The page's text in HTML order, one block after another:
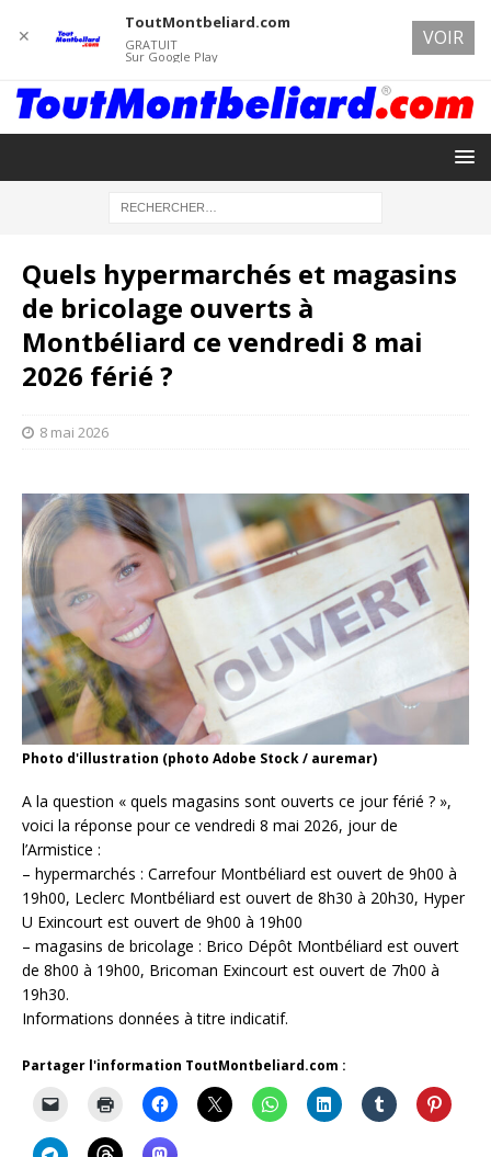
Quels hypermarchés et magasins
de bricolage ouverts à
Montbéliard ce vendredi 8 mai
2026 férié ?
8 mai 2026
Photo d'illustration (photo Adobe Stock / auremar)
A la question « quels magasins sont ouverts ce jour férié ? »,
voici la réponse pour ce vendredi 8 mai 2026, jour de
l’Armistice :
– hypermarchés : Carrefour Montbéliard est ouvert de 9h00 à
19h00, Leclerc Montbéliard est ouvert de 8h30 à 20h30, Hyper
U Exincourt est ouvert de 9h00 à 19h00
– magasins de bricolage : Brico Dépôt Montbéliard est ouvert
de 8h00 à 19h00, Bricoman Exincourt est ouvert de 7h00 à
19h30.
Informations données à titre indicatif.
Partager l'information ToutMontbeliard.com :
✕
ToutMontbeliard.com
GRATUIT
Sur Google Play
VOIR